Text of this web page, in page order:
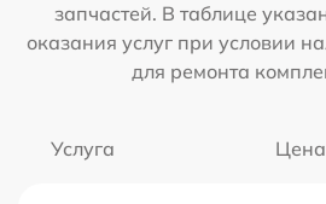
запчастей. В таблице
оказания услуг при условии
для ремонта
Услуга